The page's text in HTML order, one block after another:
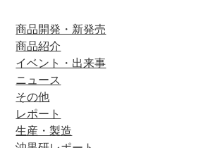
商品開発・新発売
商品紹介
イベント・出来事
ニュース
その他
レポート
生産・製造